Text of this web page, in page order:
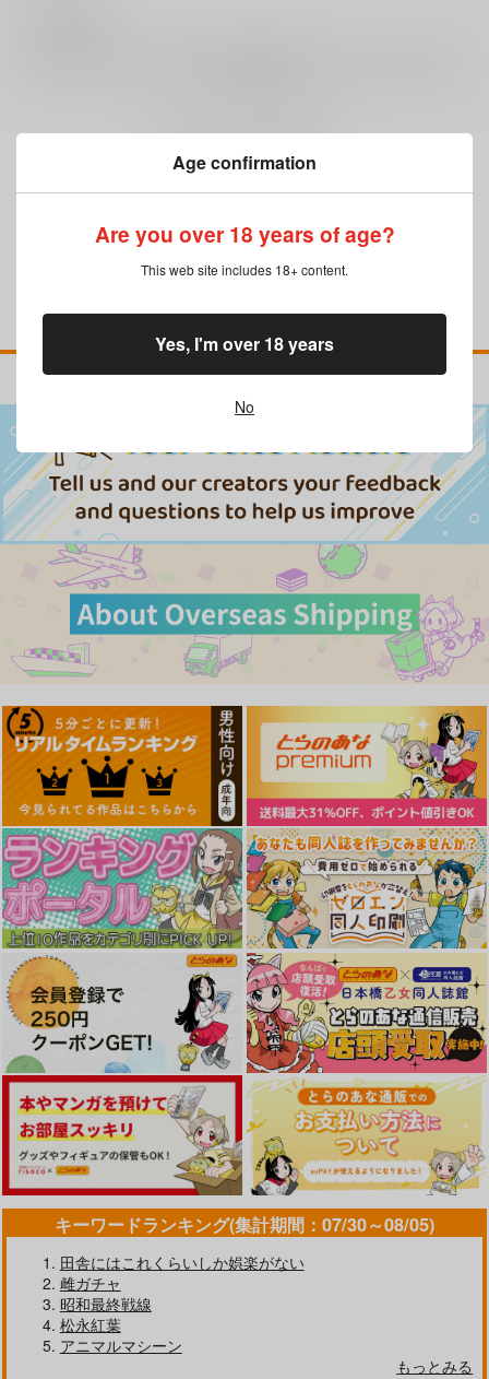
キーワードランキング(集計期間：07/30～08/05)
田舎にはこれくらいしか娯楽がない
雌ガチャ
昭和最終戦線
松永紅葉
アニマルマシーン
もっとみる
Age confirmation
Are you over 18 years of age?
This web site includes 18+ content.
No
Yes, I'm over 18 years